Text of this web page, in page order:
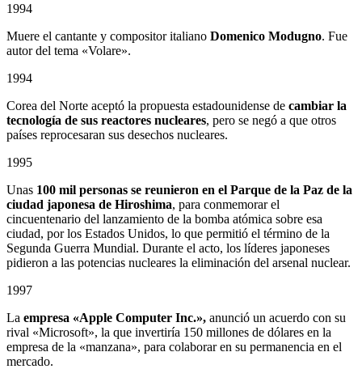
1994
Muere el cantante y compositor italiano Domenico Modugno. Fue
autor del tema «Volare».
1994
Corea del Norte aceptó la propuesta estadounidense de cambiar la
tecnología de sus reactores nucleares, pero se negó a que otros
países reprocesaran sus desechos nucleares.
1995
Unas 100 mil personas se reunieron en el Parque de la Paz de la
ciudad japonesa de Hiroshima, para conmemorar el
cincuentenario del lanzamiento de la bomba atómica sobre esa
ciudad, por los Estados Unidos, lo que permitió el término de la
Segunda Guerra Mundial. Durante el acto, los líderes japoneses
pidieron a las potencias nucleares la eliminación del arsenal nuclear.
1997
La empresa «Apple Computer Inc.», anunció un acuerdo con su
rival «Microsoft», la que invertiría 150 millones de dólares en la
empresa de la «manzana», para colaborar en su permanencia en el
mercado.